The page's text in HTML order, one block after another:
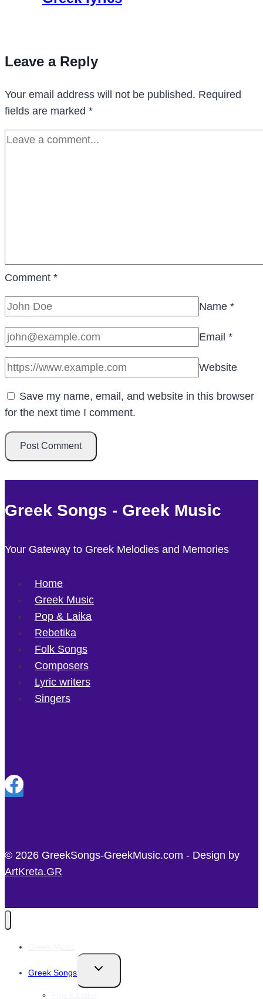
Leave a Reply
Your email address will not be published. Required
fields are marked *
Comment *
Name *
Email *
Website
Save my name, email, and website in this browser
for the next time I comment.
Greek Songs - Greek Music
Your Gateway to Greek Melodies and Memories
Home
Greek Music
Pop & Laika
Rebetika
Folk Songs
Composers
Lyric writers
Singers
© 2026 GreekSongs-GreekMusic.com - Design by
ArtKreta.GR
Greek Songs
Toggle